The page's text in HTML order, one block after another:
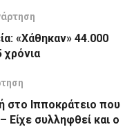
«Χάθηκαν» 44.000
στο Ιπποκράτειο που
Είχε συλληφθεί και ο